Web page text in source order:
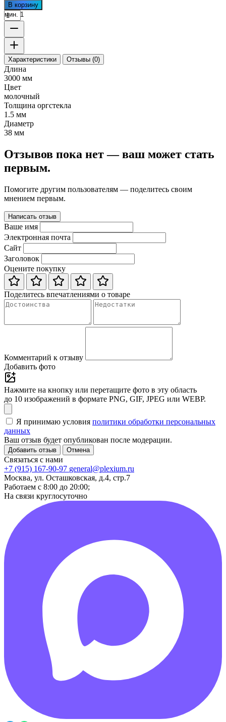
В корзину
мин. 1
Характеристики Отзывы (0)
Длина
3000 мм
Цвет
молочный
Толщина оргстекла
1.5 мм
Диаметр
38 мм
Отзывов пока нет — ваш может стать
первым.
Помогите другим пользователям — поделитесь своим
мнением первым.
Написать отзыв
Ваше имя
Электронная почта
Сайт
Заголовок
Оцените покупку
Поделитесь впечатлениями о товаре
Комментарий к отзыву
Добавить фото
Нажмите на кнопку или перетащите фото в эту область
до 10 изображений в формате PNG, GIF, JPEG или WEBP.
Я принимаю условия политики обработки персональных
данных
Ваш отзыв будет опубликован после модерации.
Добавить отзыв Отмена
Связаться с нами
+7 (915) 167-90-97 general@plexium.ru
Москва, ул. Осташковская, д.4, стр.7
Работаем с 8:00 до 20:00;
На связи круглосуточно